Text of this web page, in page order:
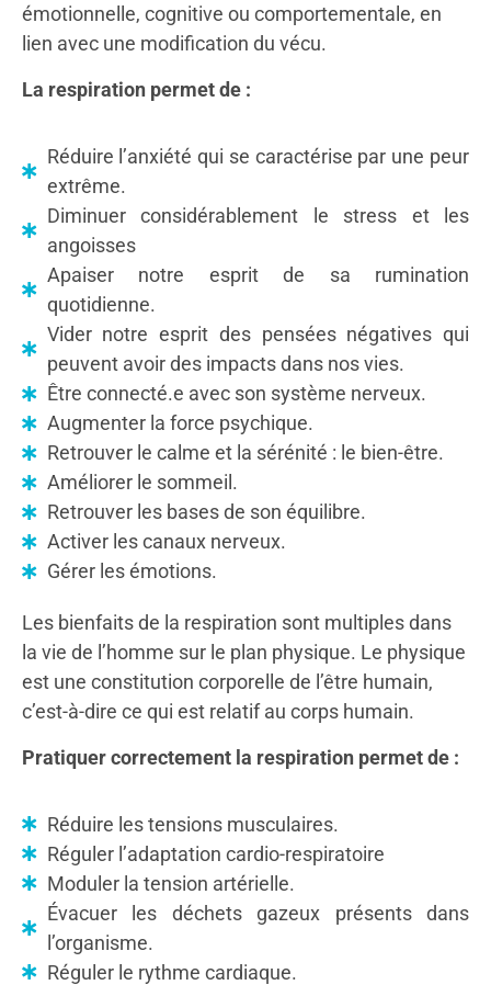
émotionnelle, cognitive ou comportementale, en
lien avec une modification du vécu.
La respiration permet de :
Réduire l’anxiété qui se caractérise par une peur
extrême.
Diminuer considérablement le stress et les
angoisses
Apaiser notre esprit de sa rumination
quotidienne.
Vider notre esprit des pensées négatives qui
peuvent avoir des impacts dans nos vies.
Être connecté.e avec son système nerveux.
Augmenter la force psychique.
Retrouver le calme et la sérénité : le bien-être.
Améliorer le sommeil.
Retrouver les bases de son équilibre.
Activer les canaux nerveux.
Gérer les émotions.
Les bienfaits de la respiration sont multiples dans
la vie de l’homme sur le plan physique. Le physique
est une constitution corporelle de l’être humain,
c’est-à-dire ce qui est relatif au corps humain.
Pratiquer correctement la respiration permet de :
Réduire les tensions musculaires.
Réguler l’adaptation cardio-respiratoire
Moduler la tension artérielle.
Évacuer les déchets gazeux présents dans
l’organisme.
Réguler le rythme cardiaque.